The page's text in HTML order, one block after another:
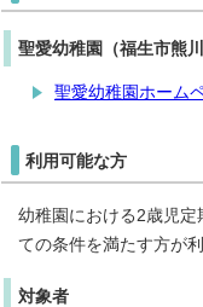
聖愛幼稚園（福生市熊川
聖愛幼稚園ホーム
利用可能な方
幼稚園における2歳児
ての条件を満たす方が
対象者